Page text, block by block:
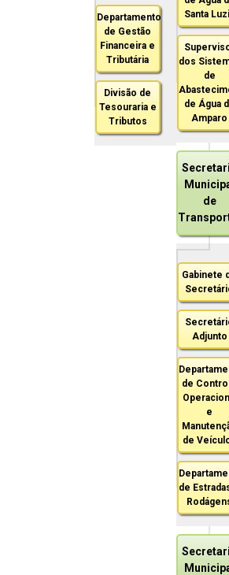
Departamento
de Gestão
Financeira e
Tributária
Divisão de
Tesouraria e
Tributos
Santa
dos
de
de Água
Amparo
de
Gabinete
Adjunto
de
e
de
de